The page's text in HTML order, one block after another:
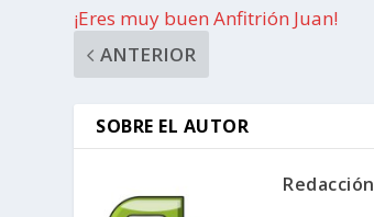
¡Eres muy buen Anfitrión Juan!
ANTERIOR
SOBRE EL AUTOR
Redacción